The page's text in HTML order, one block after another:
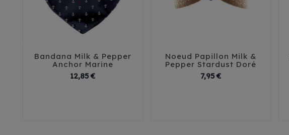
  
Bandana Milk & Pepper
Anchor Marine
12,85 €Prix
  
Noeud Papillon Milk &
Pepper Stardust Doré
7,95 €Prix